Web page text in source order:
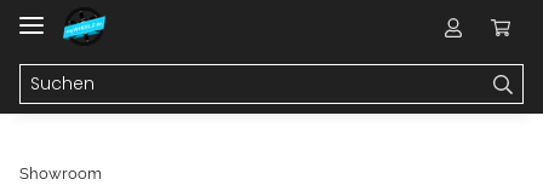
Showroom